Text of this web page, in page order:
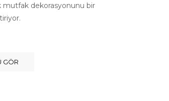
mutfak dekorasyonunu bir
GÖR